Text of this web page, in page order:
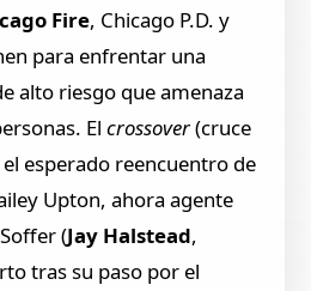
Fire, Chicago P.D. y
para enfrentar una
alto riesgo que amenaza
Elcrossover(cruce
esperado reencuentro de
Upton, ahora agente
(Jay Halstead,
tras su paso por el